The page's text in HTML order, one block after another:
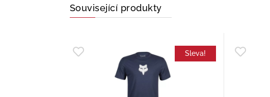
Související produkty
Sleva!